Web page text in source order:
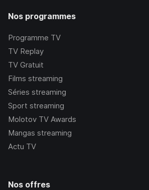
Nos programmes
Programme TV
TV Replay
TV Gratuit
Films streaming
Séries streaming
Sport streaming
Molotov TV Awards
Mangas streaming
Actu TV
Nos offres